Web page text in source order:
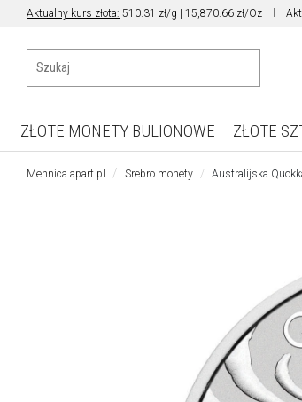
Aktualny kurs złota: 510.31 zł/g | 15,870.66 zł/Oz
ZŁOTE MONETY BULIONOWE ZŁOTE
Mennica.apart.pl Srebro monety Australijska